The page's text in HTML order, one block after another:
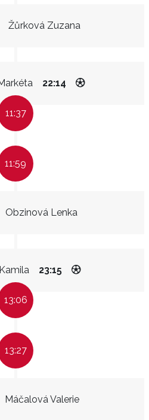
Žůrková Zuzana
22:14
11:37
11:59
Obzinová Lenka
23:15
13:06
13:27
Máčalová Valerie